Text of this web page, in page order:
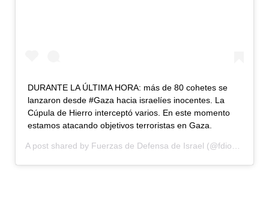
DURANTE LA ÚLTIMA HORA: más de 80 cohetes se
lanzaron desde #Gaza hacia israelíes inocentes. La
Cúpula de Hierro interceptó varios. En este momento
estamos atacando objetivos terroristas en Gaza.
A post shared by Fuerzas de Defensa de Israel (@fdionline) on